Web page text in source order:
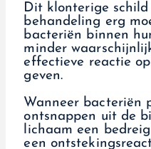
Dit klonterige
behandeling erg
bacteriën binnen
minder
effectieve reactie
geven.
Wanneer bacteriën
ontsnappen uit de
lichaam een
een